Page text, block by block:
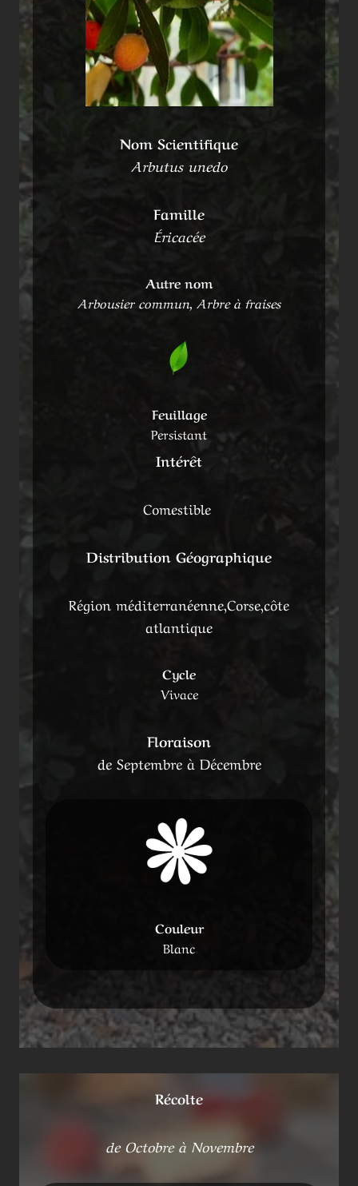
Nom Scientifique
Arbutus unedo
Famille
Éricacée
Autre nom
Arbousier commun, Arbre à fraises
Feuillage
Persistant
Intérêt
Comestible
Distribution Géographique
Région méditerranéenne,Corse,côte
atlantique
Cycle
Vivace
Floraison
de Septembre à Décembre
Couleur
Blanc
Récolte
de Octobre à Novembre